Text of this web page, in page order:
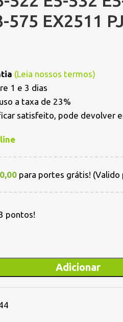
575 EX2511
(Leia nossos termos)
1 e 3 dias
a taxa de 23%
satisfeito, pode devolver
para portes grátis! (Valido
pontos!
Adicionar